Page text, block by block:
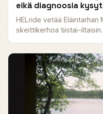
eikä diagnoosia
HELride vetää
skeittikerhoa tiistai-